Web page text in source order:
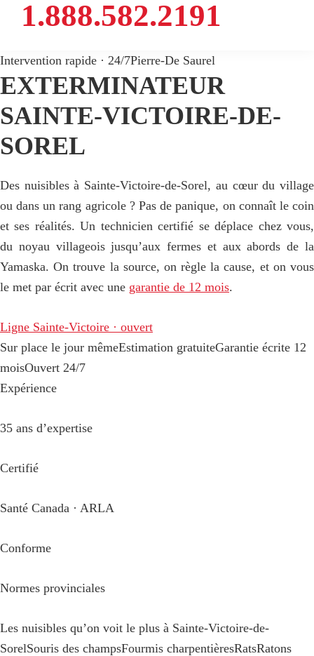
1.888.582.2191
Intervention rapide · 24/7Pierre-De Saurel
EXTERMINATEUR
SAINTE-VICTOIRE-DE-
SOREL
Des nuisibles à Sainte-Victoire-de-Sorel, au cœur du village
ou dans un rang agricole ? Pas de panique, on connaît le coin
et ses réalités. Un technicien certifié se déplace chez vous,
du noyau villageois jusqu’aux fermes et aux abords de la
Yamaska. On trouve la source, on règle la cause, et on vous
le met par écrit avec une garantie de 12 mois.
Ligne Sainte-Victoire · ouvert
Sur place le jour mêmeEstimation gratuiteGarantie écrite 12
moisOuvert 24/7
Expérience
35 ans d’expertise
Certifié
Santé Canada · ARLA
Conforme
Normes provinciales
Les nuisibles qu’on voit le plus à Sainte-Victoire-de-
SorelSouris des champsFourmis charpentièresRatsRatons